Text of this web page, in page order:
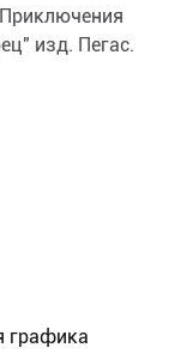
изд. Пегас.
графика